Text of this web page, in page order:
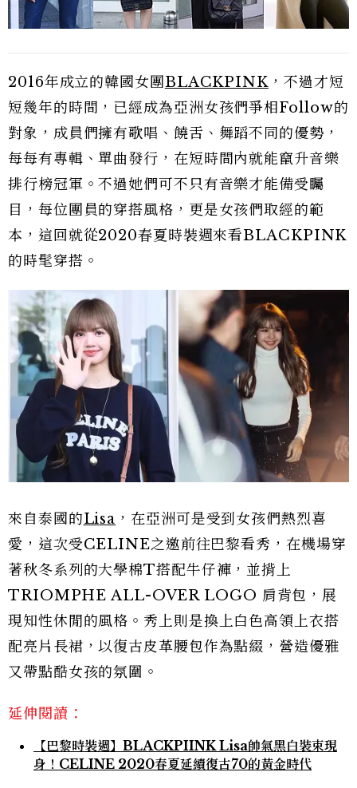
2016年成立的韓國女團BLACKPINK，不過才短
短幾年的時間，已經成為亞洲女孩們爭相Follow的
對象，成員們擁有歌唱、饒舌、舞蹈不同的優勢，
每每有專輯、單曲發行，在短時間內就能竄升音樂
排行榜冠軍。不過她們可不只有音樂才能備受矚
目，每位團員的穿搭風格，更是女孩們取經的範
本，這回就從2020春夏時裝週來看BLACKPINK
的時髦穿搭。
來自泰國的Lisa ，在亞洲可是受到女孩們熱烈喜
愛，這次受CELINE之邀前往巴黎看秀，在機場穿
著秋冬系列的大學棉T搭配牛仔褲，並揹上
TRIOMPHE ALL-OVER LOGO 肩背包，展
現知性休閒的風格。秀上則是換上白色高領上衣搭
配亮片長裙，以復古皮革腰包作為點綴，營造優雅
又帶點酷女孩的氛圍。
延伸閱讀：
【巴黎時裝週】BLACKPIINK Lisa帥氣黑白裝束現
身！CELINE 2020春夏延續復古70的黃金時代